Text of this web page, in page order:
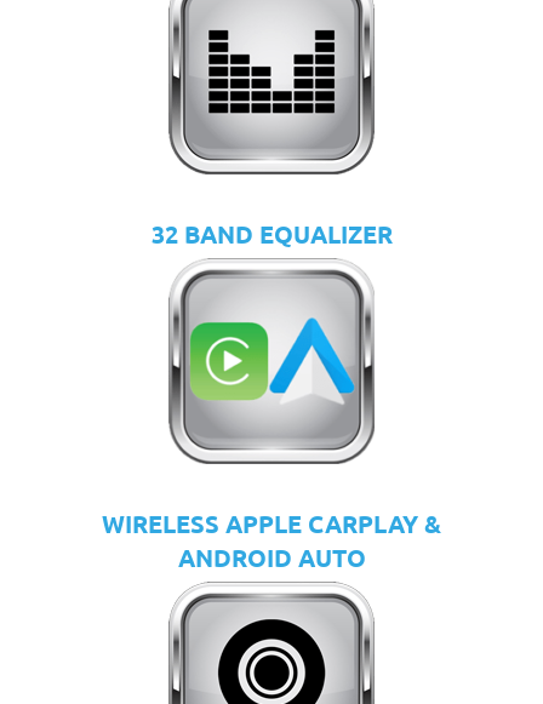
32 BAND EQUALIZER
WIRELESS APPLE CARPLAY &
ANDROID AUTO